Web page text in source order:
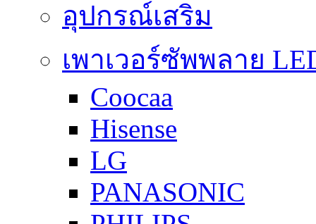
อุปกรณ์เสริม
เพาเวอร์ซัพพลาย
Coocaa
Hisense
LG
PANASONIC